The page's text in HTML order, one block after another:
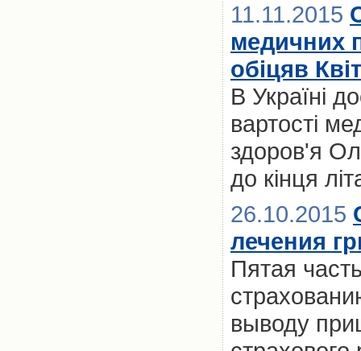
11.11.2015
медичних
обіцяв
В Україні
вартості
здоров'я
до кінця
26.10.2015
лечения
Пятая
выводу